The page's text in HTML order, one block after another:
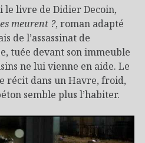
le livre de Didier Decoin,
meurent ?, roman adapté
de l’assassinat de
tuée devant son immeuble
ne lui vienne en aide. Le
récit dans un Havre, froid,
semble plus l’habiter.